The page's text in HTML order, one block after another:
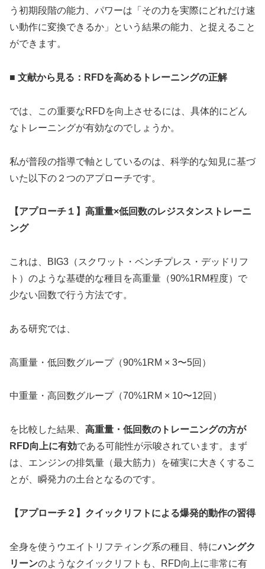
う初期段階の能力、パワーは「その力を実際にどれだけ速
い動作に変換できるか」という結果の能力、と捉えること
ができます。
■ 文献から見る：RFDを高めるトレーニングの正解
では、この重要なRFDを向上させるには、具体的にどん
なトレーニングが有効なのでしょうか。
私が普段の指導で軸としているのは、科学的な知見に基づ
いた以下の２つのアプローチです。
【アプローチ１】高重量×低回数のレジスタンストレーニ
ング
これは、BIG3（スクワット・ベンチプレス・デッドリフ
ト）のような基礎的な種目を高重量（90%1RM程度）で
少ない回数で行う方法です。
ある研究では、
高重量・低回数グループ（90%1RM × 3〜5回）
中重量・高回数グループ（70%1RM × 10〜12回）
を比較した結果、 高重量・低回数のトレーニングの方が
RFD向上に有効である可能性が示唆されています。まず
は、エンジンの排気量（最大筋力）を確実に大きくするこ
とが、瞬発力の土台となるのです。
【アプローチ２】クイックリフトによる爆発的動作の習得
全身を使うウエイトリフティング系の種目、特にハングク
リーンのようなクイックリフトも、RFD向上に非常に有